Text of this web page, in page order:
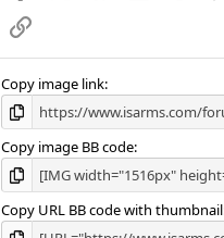
Link
Copy image link
Copy image BB code
Copy URL BB code with thumbnail